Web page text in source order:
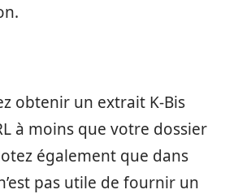
obtenir un extrait K-Bis
à moins que votre dossier
également que dans
pas utile de fournir un